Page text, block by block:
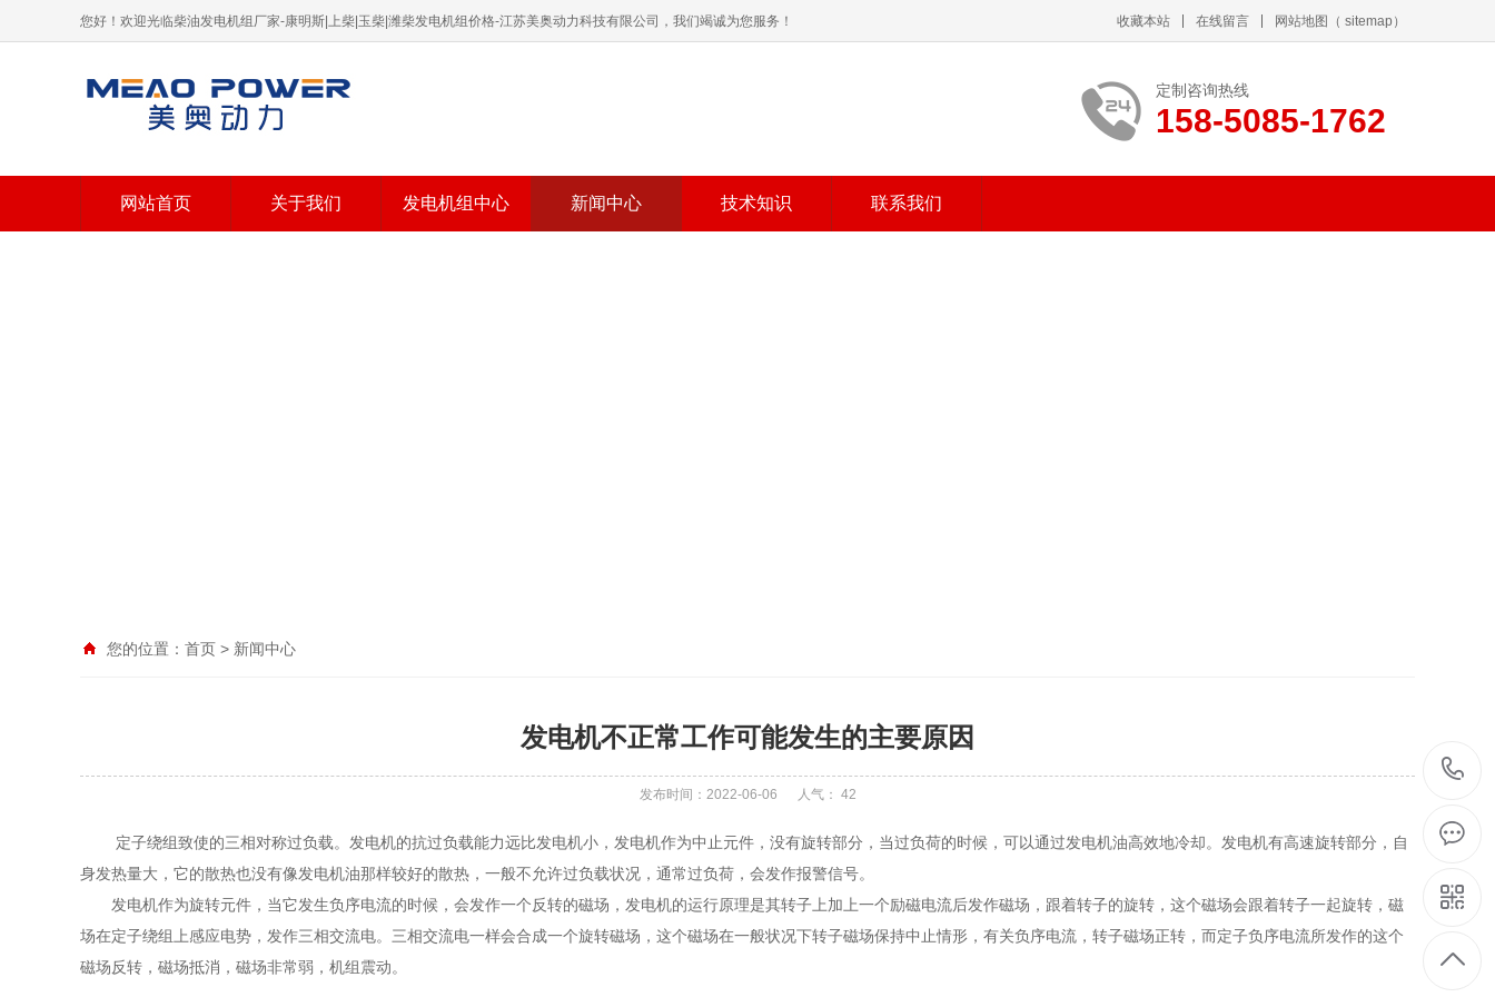
您好！欢迎光临柴油发电机组厂家-康明斯|上柴|玉柴|潍柴发电机组价格-江苏美奥动力科技有限公司，我们竭诚为您服务！ 收藏本站 在线留言 网站地图 （ sitemap ）
定制咨询热线
158-5085-1762
网站首页 关于我们 发电机组中心 新闻中心 技术知识 联系我们
您的位置： 首页 > 新闻中心
发电机不正常工作可能发生的主要原因
发布时间：2022-06-06 人气： 42
定子绕组致使的三相对称过负载。发电机的抗过负载能力远比发电机小，发电机作为中止元件，没有旋转部分，当过负荷的时候，可以通过发电机油高效地冷却。发电机有高速旋转部分，自
身发热量大，它的散热也没有像发电机油那样较好的散热，一般不允许过负载状况，通常过负荷，会发作报警信号。
发电机作为旋转元件，当它发生负序电流的时候，会发作一个反转的磁场，发电机的运行原理是其转子上加上一个励磁电流后发作磁场，跟着转子的旋转，这个磁场会跟着转子一起旋转，磁
场在定子绕组上感应电势，发作三相交流电。三相交流电一样会合成一个旋转磁场，这个磁场在一般状况下转子磁场保持中止情形，有关负序电流，转子磁场正转，而定子负序电流所发作的这个
磁场反转，磁场抵消，磁场非常弱，机组震动。